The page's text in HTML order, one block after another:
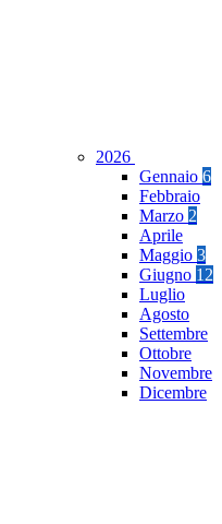
2026
Gennaio 6
Febbraio
Marzo 2
Aprile
Maggio 3
Giugno 12
Luglio
Agosto
Settembre
Ottobre
Novembre
Dicembre